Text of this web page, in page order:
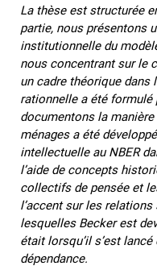
La thèse est structurée
partie, nous présentons
institutionnelle du
nous concentrant sur le
un cadre théorique dans
rationnelle a été
documentons la
ménages a été
intellectuelle au NBER
l’aide de concepts
collectifs de pensée et
l’accent sur les
lesquelles Becker est
était lorsqu’il s’est
dépendance.